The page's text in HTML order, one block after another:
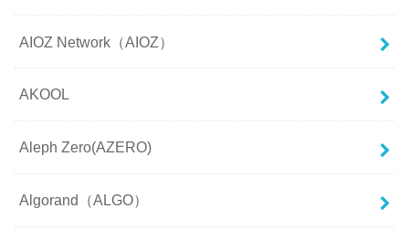
AIOZ Network（AIOZ）
AKOOL
Aleph Zero(AZERO)
Algorand（ALGO）